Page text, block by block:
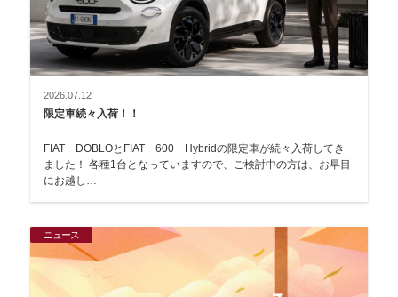
2026.07.12
限定車続々入荷！！
FIAT DOBLOとFIAT 600 Hybridの限定車が続々入荷してき
ました！ 各種1台となっていますので、ご検討中の方は、お早目
にお越し…
ニュース